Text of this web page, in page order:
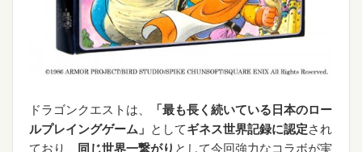
ドラゴンクエストは、
「最も長く続いている日本のロー
ルプレイングゲーム」 としてギネス世界記録に認定され
ており、 同じ世界一繋がり として今回強力なコラボが実